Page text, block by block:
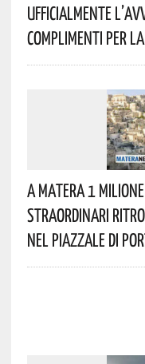
Ufficialmente
Complimenti Per
A Matera 1
Straordinari
Nel Piazzale Di